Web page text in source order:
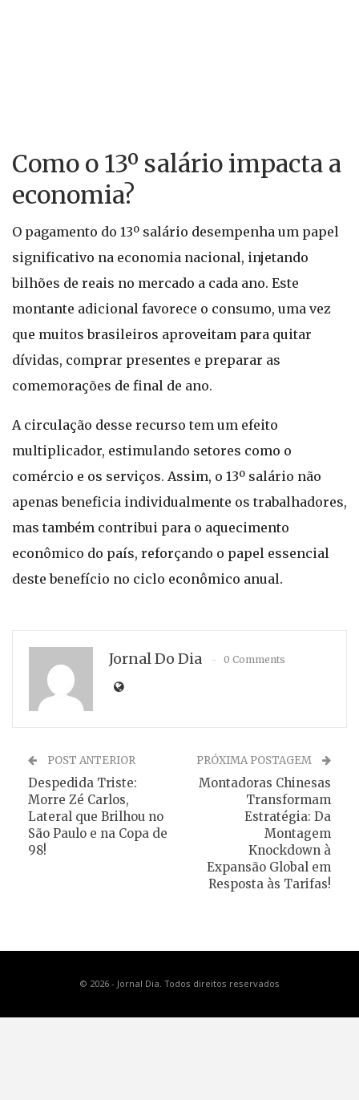
Como o 13º salário impacta a
economia?
O pagamento do 13º salário desempenha um papel
significativo na economia nacional, injetando
bilhões de reais no mercado a cada ano. Este
montante adicional favorece o consumo, uma vez
que muitos brasileiros aproveitam para quitar
dívidas, comprar presentes e preparar as
comemorações de final de ano.
A circulação desse recurso tem um efeito
multiplicador, estimulando setores como o
comércio e os serviços. Assim, o 13º salário não
apenas beneficia individualmente os trabalhadores,
mas também contribui para o aquecimento
econômico do país, reforçando o papel essencial
deste benefício no ciclo econômico anual.
Jornal Do Dia 0 Comments
POST ANTERIOR
Despedida Triste:
Morre Zé Carlos,
Lateral que Brilhou no
São Paulo e na Copa de
98!
PRÓXIMA POSTAGEM
Montadoras Chinesas
Transformam
Estratégia: Da
Montagem
Knockdown à
Expansão Global em
Resposta às Tarifas!
© 2026 - Jornal Dia. Todos direitos reservados